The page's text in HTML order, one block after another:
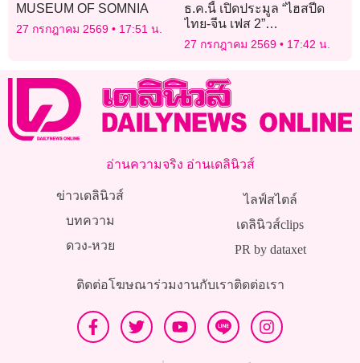
MUSEUM OF SOMNIA
27 กรกฎาคม 2569 17:51 น.
ธ.ค.นี้ เปิดประมูล “ไฮสปีด
ไทย-จีน เฟส 2”
นครราชสีมา-หนองคาย 8
สัญญา 3.4 แสนล้าน เปิดปี 74
27 กรกฎาคม 2569 17:42 น.
อ่านความจริง อ่านเดลินิวส์
ข่าวเดลินิวส์
บทความ
ดวง-หวย
ไลฟ์สไตล์
เดลินิวส์clips
PR by dataxet
ติดต่อโฆษณาร่วมงานกับเราติดต่อเรา